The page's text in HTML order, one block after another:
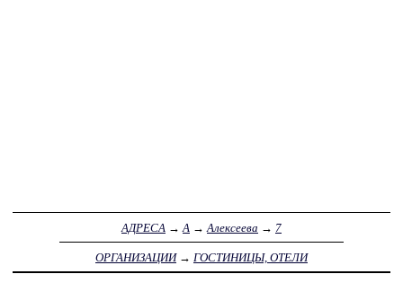
АДРЕСА → А → Алексеева → 7
ОРГАНИЗАЦИИ→ ГОСТИНИЦЫ, ОТЕЛИ